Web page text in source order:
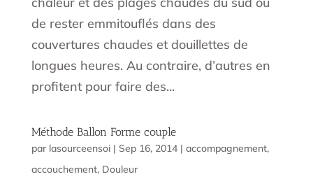
de rester emmitouflés dans des
couvertures chaudes et douillettes de
longues heures. Au contraire, d’autres en
profitent pour faire des...
Méthode Ballon Forme couple
par lasourceensoi| Sep 16, 2014| accompagnement,
accouchement, Douleur